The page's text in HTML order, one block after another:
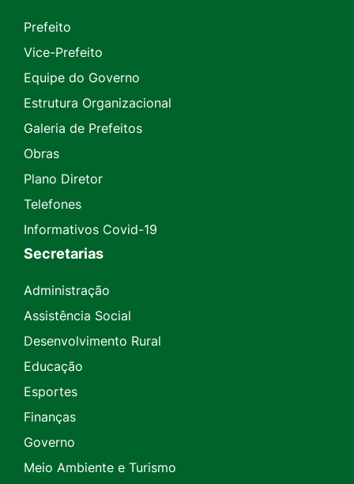
Prefeito
Vice-Prefeito
Equipe do Governo
Estrutura Organizacional
Galeria de Prefeitos
Obras
Plano Diretor
Telefones
Informativos Covid-19
Secretarias
Administração
Assistência Social
Desenvolvimento Rural
Educação
Esportes
Finanças
Governo
Meio Ambiente e Turismo